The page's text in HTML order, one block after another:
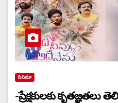
సినిమా
-ప్రేక్షకులకు కృతజ్ఞతలు